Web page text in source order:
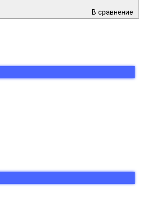
В сравнение